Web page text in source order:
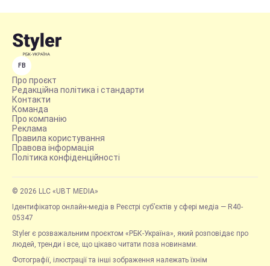
FB
Про проєкт
Редакційна політика і стандарти
Контакти
Команда
Про компанію
Реклама
Правила користування
Правова інформація
Політика конфіденційності
© 2026 LLC «UBT MEDIA»
Ідентифікатор онлайн-медіа в Реєстрі суб’єктів у сфері медіа — R40-
05347
Styler є розважальним проєктом «РБК-Україна», який розповідає про
людей, тренди і все, що цікаво читати поза новинами.
Фотографії, ілюстрації та інші зображення належать їхнім